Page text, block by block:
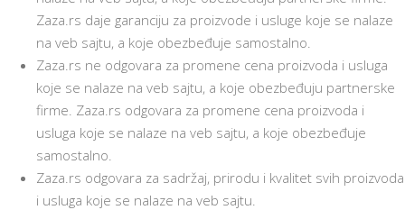
Zaza.rs daje garanciju za proizvode i usluge koje se nalaze
na veb sajtu, a koje obezbeđuje samostalno.
Zaza.rs ne odgovara za promene cena proizvoda i usluga
koje se nalaze na veb sajtu, a koje obezbeđuju partnerske
firme. Zaza.rs odgovara za promene cena proizvoda i
usluga koje se nalaze na veb sajtu, a koje obezbeđuje
samostalno.
Zaza.rs odgovara za sadržaj, prirodu i kvalitet svih proizvoda
i usluga koje se nalaze na veb sajtu.